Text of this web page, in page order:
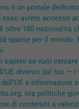
è un portale
esso avrete accesso
oltre 180 nazionalità
sparse per il mondo.
sapere se vuoi
diverso dal tuo —
e informazioni
ora politiche
di contenuti a